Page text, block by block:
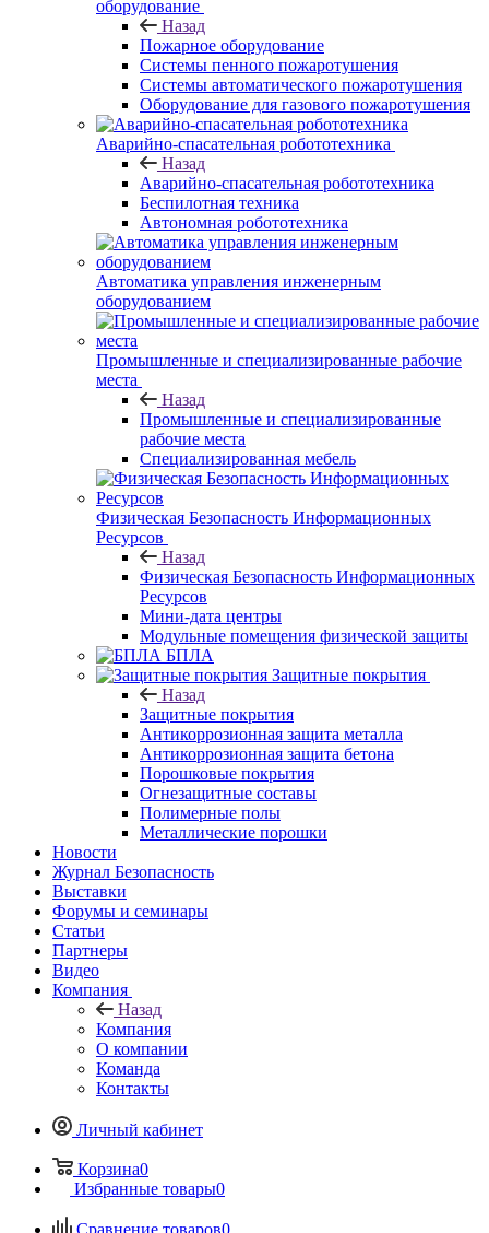
оборудование
Назад
Пожарное оборудование
Системы пенного пожаротушения
Системы автоматического пожаротушения
Оборудование для газового пожаротушения
Аварийно-спасательная робототехника
Назад
Аварийно-спасательная робототехника
Беспилотная техника
Автономная робототехника
Автоматика управления инженерным
оборудованием
Промышленные и специализированные рабочие
места
Назад
Промышленные и специализированные
рабочие места
Специализированная мебель
Физическая Безопасность Информационных
Ресурсов
Назад
Физическая Безопасность Информационных
Ресурсов
Мини-дата центры
Модульные помещения физической защиты
БПЛА
Защитные покрытия
Назад
Защитные покрытия
Антикоррозионная защита металла
Антикоррозионная защита бетона
Порошковые покрытия
Огнезащитные составы
Полимерные полы
Металлические порошки
Новости
Журнал Безопасность
Выставки
Форумы и семинары
Статьи
Партнеры
Видео
Компания
Назад
Компания
О компании
Команда
Контакты
Личный кабинет
Корзина0
Избранные товары0
Сравнение товаров0